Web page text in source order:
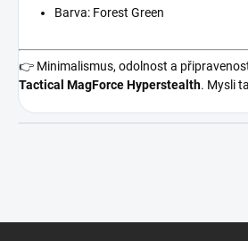
Barva: Forest Green
👉 Minimalismus, odolnost a
Tactical MagForce Hyperstealth. Mysli